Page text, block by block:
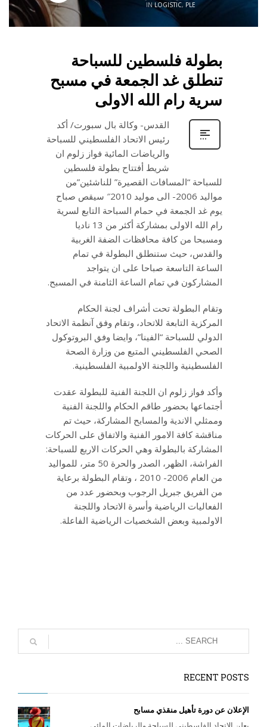
IN LOGISTIC, PLE
بطولة فلسطين للسباحة
تنطلق غد الجمعة في مسبح
سرية رام الله الاولى
القدس- وكالة بال سبورت/ أكد
رئيس الاتحاد الفلسطيني للسباحة
والرياضات المائية فواز زلوم ان
شريط أفتتاح بطولة فلسطين
للسباحة “المسافات القصيرة” للناشئين”من
مواليد 2006- الى موليد 2010″ سيقص صباح
يوم غد الجمعة في حمام السباحة التابع لسرية
رام الله الاولى بمشاركة أكثر من 13 ناديا
ومسبحا من كافة محافظات الضفة الغربية
والقدس، حيث ستنطلق البطولة في تمام
الساعة التاسعة صباحا على ان يتواجد
المشاركون في تمام الساعة الثامنة في المسبح.
وتقام البطولة تحت أشراف لجنة الحكام
المركزية التابعة للاتحاد، وتقام وفق آنظمة الاتحاد
الدولي للسباحة “الفينا”، وايضا وفق البروتوكول
الصحي الفلسطيني المتبع من وزارة الصحة
الفلسطينية واللجنة الاولمبية الفلسطينية.
وأكد فواز زلوم ان اللجنة الفنية للبطولة عقدت
أجتماعها بحضور طاقم الحكام واللجنة الفنية
وممثلي الاندية والمسابح المشاركة، حيث تم
مناقشة كافة الامور الفنية والاتفاق على الحركات
المشاركة بالبطولة وهي الحركات الاربع للسباحة:
الفراشة، الظهر، الصدر والحرة 50 متر، للمواليد
من العام 2006- 2010 ، وتقام البطولة برعاية
من الفريق جبريل الرجوب وبحضور عدد من
الفعاليات الرياضية وأسرة الاتحاد واللجنة
الاولمبية وبعض الشخصيات الرياضية الفاعلة.
RECENT POSTS
الإعلان عن دورة تأهيل منقذي مسابح